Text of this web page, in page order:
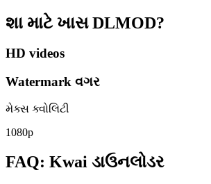
શા માટે ખાસ DLMOD?
HD videos
Watermark વગર
મેક્સ ક્વોલિટી
1080p
FAQ: Kwai ડાઉનલોડર